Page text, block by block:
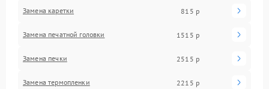
Замена каретки 815 р
Замена печатной головки 1515 р
Замена печки 2515 р
Замена термопленки 2215 р